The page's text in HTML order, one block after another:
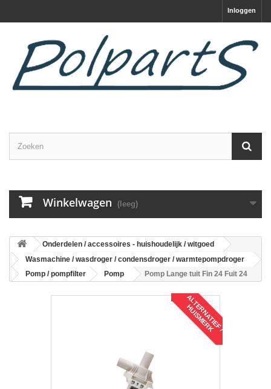
Inloggen
Winkelwagen (leeg)
Onderdelen / accessoires - huishoudelijk / witgoed
Wasmachine / wasdroger / condensdroger / warmtepompdroger
Pomp / pompfilter
Pomp Pomp Lange tuit Fin 24 Fuit 24
A
L
T
E
R
N
A
T
I
E
F
/
H
U
I
S
M
E
R
K